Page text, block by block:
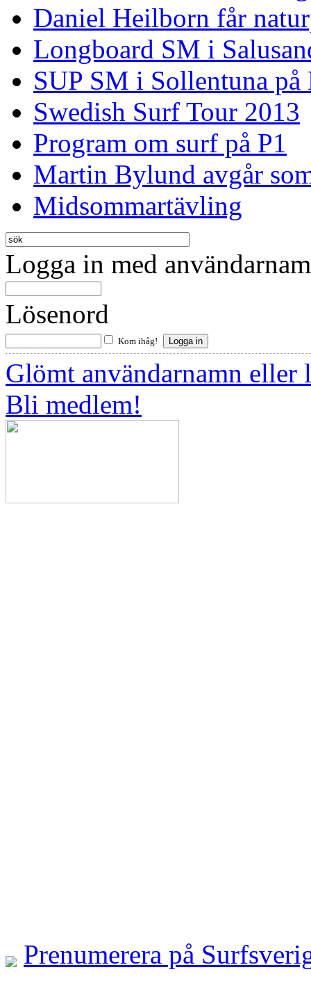
Daniel Heilborn får
Longboard SM i
SUP SM i Sollentuna på
Swedish Surf Tour 2013
Program om surf på P1
Martin Bylund avgår
Midsommartävling
Logga in med
Lösenord
Kom ihåg!
Glömt användarnamn eller
Bli medlem!
Prenumerera på